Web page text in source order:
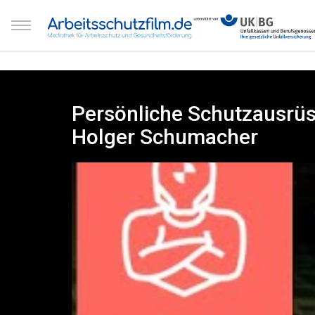
Persönliche
Holger Schumacher